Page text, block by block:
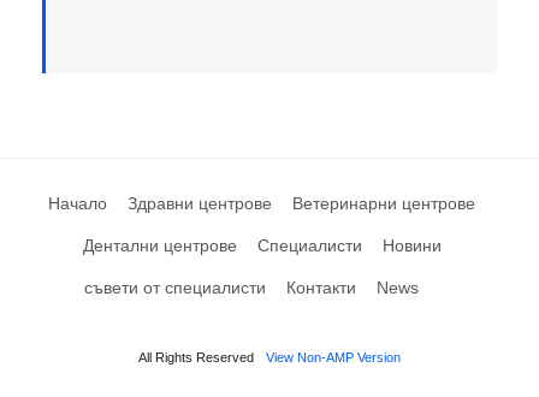
Начало Здравни центрове Ветеринарни центрове
Дентални центрове Специалисти Новини
съвети от специалисти Контакти News
All Rights Reserved View Non-AMP Version